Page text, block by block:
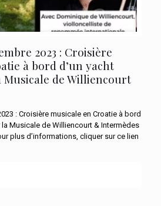
2023 : Croisière
à bord d’un yacht
de Williencourt
: Croisière musicale en Croatie à bord
Musicale de Williencourt & Intermèdes
plus d’informations, cliquer sur ce lien